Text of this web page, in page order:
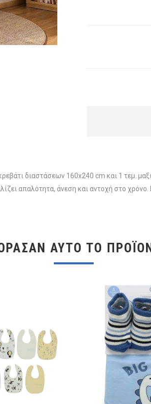
διαστάσεων 160x240 cm και 1 τεμ.
απαλότητα, άνεση και αντοχή στο
ΑΥΤΌ ΤΟ